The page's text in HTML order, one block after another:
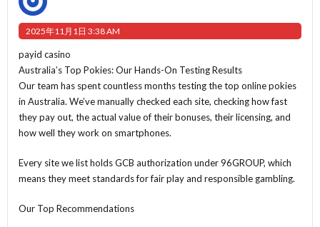
2025年11月1日 3:38 AM
payid casino
Australia’s Top Pokies: Our Hands-On Testing Results
Our team has spent countless months testing the top online pokies
in Australia. We’ve manually checked each site, checking how fast
they pay out, the actual value of their bonuses, their licensing, and
how well they work on smartphones.
Every site we list holds GCB authorization under 96GROUP, which
means they meet standards for fair play and responsible gambling.
Our Top Recommendations